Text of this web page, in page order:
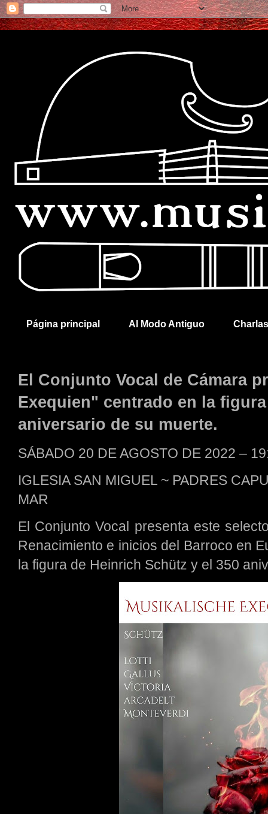
Página principal Al Modo Antiguo
El Conjunto Vocal de Cámara
Exequien" centrado en la
aniversario de su muerte.
SÁBADO 20 DE AGOSTO DE 2022 –
IGLESIA SAN MIGUEL ~ PADRES
MAR
El Conjunto Vocal presenta este
Renacimiento e inicios del Barroco en
la figura de Heinrich Schütz y el 350